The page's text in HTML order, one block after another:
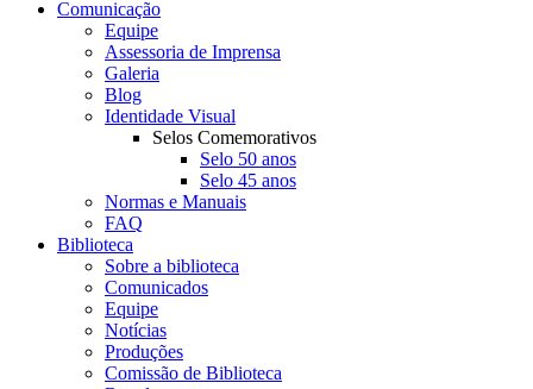
Comunicação
Equipe
Assessoria de Imprensa
Galeria
Blog
Identidade Visual
Selos Comemorativos
Selo 50 anos
Selo 45 anos
Normas e Manuais
FAQ
Biblioteca
Sobre a biblioteca
Comunicados
Equipe
Notícias
Produções
Comissão de Biblioteca